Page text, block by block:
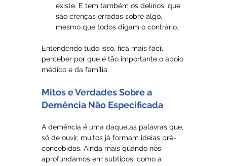
existe. E tem também os delírios, que
são crenças erradas sobre algo,
mesmo que todos digam o contrário.
Entendendo tudo isso, fica mais fácil
perceber por que é tão importante o apoio
médico e da família.
Mitos e Verdades Sobre a
Demência Não Especificada
A demência é uma daquelas palavras que,
só de ouvir, muitos já formam ideias pré-
concebidas. Ainda mais quando nos
aprofundamos em subtipos, como a